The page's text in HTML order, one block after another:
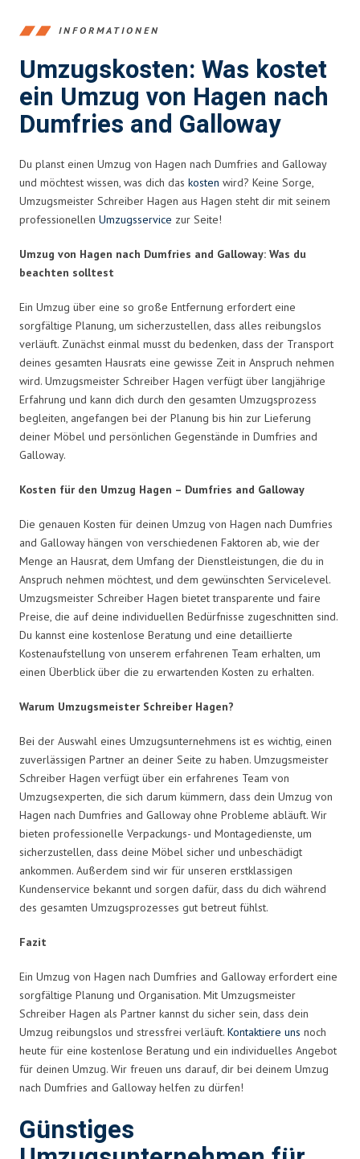
INFORMATIONEN
Umzugskosten: Was kostet
ein Umzug von Hagen nach
Dumfries and Galloway
Du planst einen Umzug von Hagen nach Dumfries and Galloway
und möchtest wissen, was dich das kosten wird? Keine Sorge,
Umzugsmeister Schreiber Hagen aus Hagen steht dir mit seinem
professionellen Umzugsservice zur Seite!
Umzug von Hagen nach Dumfries and Galloway: Was du
beachten solltest
Ein Umzug über eine so große Entfernung erfordert eine
sorgfältige Planung, um sicherzustellen, dass alles reibungslos
verläuft. Zunächst einmal musst du bedenken, dass der Transport
deines gesamten Hausrats eine gewisse Zeit in Anspruch nehmen
wird. Umzugsmeister Schreiber Hagen verfügt über langjährige
Erfahrung und kann dich durch den gesamten Umzugsprozess
begleiten, angefangen bei der Planung bis hin zur Lieferung
deiner Möbel und persönlichen Gegenstände in Dumfries and
Galloway.
Kosten für den Umzug Hagen – Dumfries and Galloway
Die genauen Kosten für deinen Umzug von Hagen nach Dumfries
and Galloway hängen von verschiedenen Faktoren ab, wie der
Menge an Hausrat, dem Umfang der Dienstleistungen, die du in
Anspruch nehmen möchtest, und dem gewünschten Servicelevel.
Umzugsmeister Schreiber Hagen bietet transparente und faire
Preise, die auf deine individuellen Bedürfnisse zugeschnitten sind.
Du kannst eine kostenlose Beratung und eine detaillierte
Kostenaufstellung von unserem erfahrenen Team erhalten, um
einen Überblick über die zu erwartenden Kosten zu erhalten.
Warum Umzugsmeister Schreiber Hagen?
Bei der Auswahl eines Umzugsunternehmens ist es wichtig, einen
zuverlässigen Partner an deiner Seite zu haben. Umzugsmeister
Schreiber Hagen verfügt über ein erfahrenes Team von
Umzugsexperten, die sich darum kümmern, dass dein Umzug von
Hagen nach Dumfries and Galloway ohne Probleme abläuft. Wir
bieten professionelle Verpackungs- und Montagedienste, um
sicherzustellen, dass deine Möbel sicher und unbeschädigt
ankommen. Außerdem sind wir für unseren erstklassigen
Kundenservice bekannt und sorgen dafür, dass du dich während
des gesamten Umzugsprozesses gut betreut fühlst.
Fazit
Ein Umzug von Hagen nach Dumfries and Galloway erfordert eine
sorgfältige Planung und Organisation. Mit Umzugsmeister
Schreiber Hagen als Partner kannst du sicher sein, dass dein
Umzug reibungslos und stressfrei verläuft. Kontaktiere uns noch
heute für eine kostenlose Beratung und ein individuelles Angebot
für deinen Umzug. Wir freuen uns darauf, dir bei deinem Umzug
nach Dumfries and Galloway helfen zu dürfen!
Günstiges